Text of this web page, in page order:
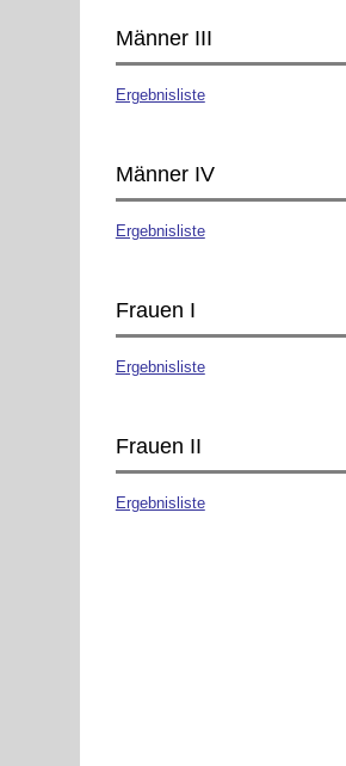
Männer III
Ergebnisliste
Männer IV
Ergebnisliste
Frauen I
Ergebnisliste
Frauen II
Ergebnisliste